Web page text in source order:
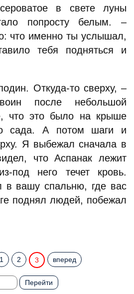
сероватое в свете луны
попросту белым. –
что именно ты услышал,
тебя подняться и
Откуда-то сверху, –
после небольшой
что это было на крыше
сада. А потом шаги и
Я выбежал сначала в
что Аспанак лежит
под него течет кровь.
в вашу спальню, где вас
поднял людей, побежал
1 2 3 вперед
Перейти